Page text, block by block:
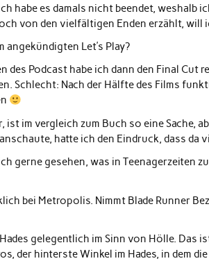
habe es damals nicht beendet, weshalb
von den vielfältigen Enden erzählt, will
angekündigten Let’s Play?
des Podcast habe ich dann den Final
Schlecht: Nach der Hälfte des Films
ist im vergleich zum Buch so eine Sache,
hatte ich den Eindruck, dass da
gerne gesehen, was in Teenagerzeiten
bei Metropolis. Nimmt Blade Runner
gelegentlich im Sinn von Hölle. Das
der hinterste Winkel im Hades, in dem